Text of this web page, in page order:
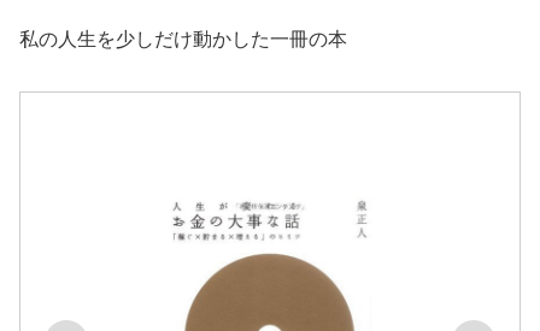
私の人生を少しだけ動かした一冊の本